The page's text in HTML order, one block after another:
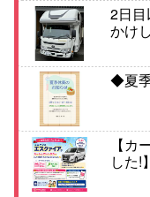
2日
かけ
◆夏
【カ
した!